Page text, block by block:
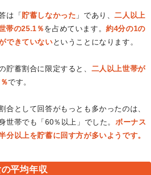
は「貯蓄しなかった 」であり、二人以上
帯の25.1％を占めています。約4分の1の
できていないということになります。
貯蓄割合に限定すると、 二人以上世帯が
です。
合として回答がもっとも多かったのは、
世帯でも「60％以上」でした。ボーナス
分以上を貯蓄に回す方が多いようです。
平均年収